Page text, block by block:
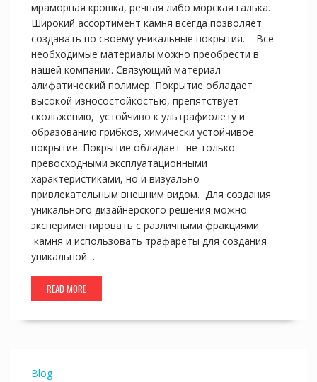
мраморная крошка, речная либо морская галька.
Широкий ассортимент камня всегда позволяет
создавать по своему уникальные покрытия. Все
необходимые материалы можно преобрести в
нашей компании. Связующий материал —
алифатический полимер. Покрытие обладает
высокой износостойкостью, препятствует
скольжению, устойчиво к ультрафиолету и
образованию грибков, химически устойчивое
покрытие. Покрытие обладает не только
превосходными эксплуатационными
характеристиками, но и визуально
привлекательным внешним видом. Для создания
уникального дизайнерского решения можно
экспериментировать с различными фракциями
камня и использовать трафареты для создания
уникальной…
READ MORE
Blog